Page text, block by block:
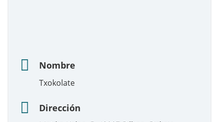
Nombre
Txokolate
Dirección